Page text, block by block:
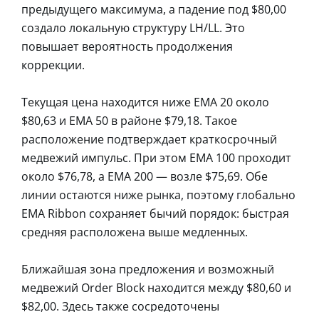
предыдущего максимума, а падение под $80,00
создало локальную структуру LH/LL. Это
повышает вероятность продолжения
коррекции.
Текущая цена находится ниже EMA 20 около
$80,63 и EMA 50 в районе $79,18. Такое
расположение подтверждает краткосрочный
медвежий импульс. При этом EMA 100 проходит
около $76,78, а EMA 200 — возле $75,69. Обе
линии остаются ниже рынка, поэтому глобально
EMA Ribbon сохраняет бычий порядок: быстрая
средняя расположена выше медленных.
Ближайшая зона предложения и возможный
медвежий Order Block находится между $80,60 и
$82,00. Здесь также сосредоточены